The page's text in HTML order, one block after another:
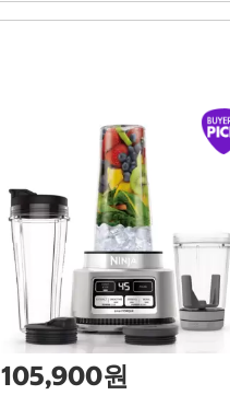
105,900원